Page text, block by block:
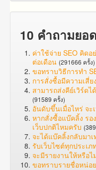
10 คำถามยอ
ค่าใช้จ่าย SEO คิด
ต่อเดือน (291666 ครั้ง)
ขอทราบวิธีการทำ
การสั่งซื้อมีความเสี่ย
สามารถส่งคีย์เวิร์ด
(91589 ครั้ง)
อันดับขึ้นเมื่อไหร่ จ
หากสั่งซื้อแบ๊คลิ้ง รอ
เว็บปกติไหมครับ
จะได้แบ๊คลิ้งกลับมาเ
รับเว็บไซต์ทุกประเภ
จะมีรายงานให้หรือไ
ขอทราบรายชื่อหน่อ